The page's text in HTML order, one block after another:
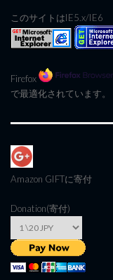
このサイトはIE5.x/IE6
Firefox
で最適化されています。
Amazon GIFTに寄付
Donation(寄付)